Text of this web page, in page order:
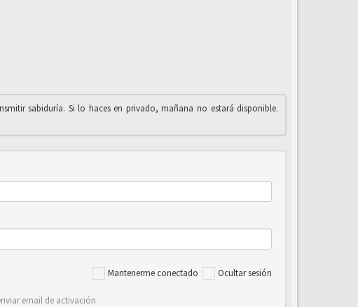
sabiduría. Si lo haces en privado, mañana no estará disponible.
Mantenerme conectado Ocultar sesión
email de activación